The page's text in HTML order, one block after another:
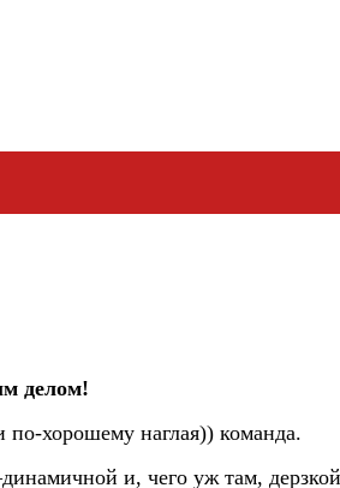
делом!
хорошему наглая)) команда.
и, чего уж там,